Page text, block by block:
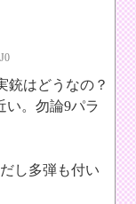
銃はどうなの？
い。勿論9パラ
し多弾も付い